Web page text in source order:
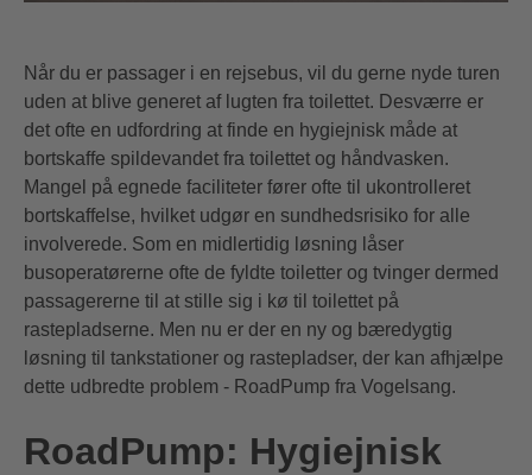
Når du er passager i en rejsebus, vil du gerne nyde turen
uden at blive generet af lugten fra toilettet. Desværre er
det ofte en udfordring at finde en hygiejnisk måde at
bortskaffe spildevandet fra toilettet og håndvasken.
Mangel på egnede faciliteter fører ofte til ukontrolleret
bortskaffelse, hvilket udgør en sundhedsrisiko for alle
involverede. Som en midlertidig løsning låser
busoperatørerne ofte de fyldte toiletter og tvinger dermed
passagererne til at stille sig i kø til toilettet på
rastepladserne. Men nu er der en ny og bæredygtig
løsning til tankstationer og rastepladser, der kan afhjælpe
dette udbredte problem - RoadPump fra Vogelsang.
RoadPump: Hygiejnisk